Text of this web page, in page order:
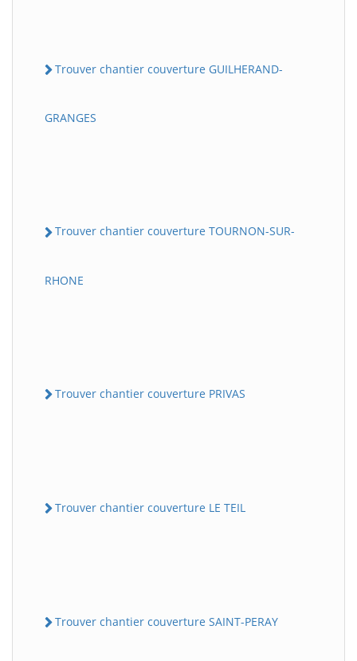
Trouver chantier couverture GUILHERAND-
GRANGES
Trouver chantier couverture TOURNON-SUR-
RHONE
Trouver chantier couverture PRIVAS
Trouver chantier couverture LE TEIL
Trouver chantier couverture SAINT-PERAY